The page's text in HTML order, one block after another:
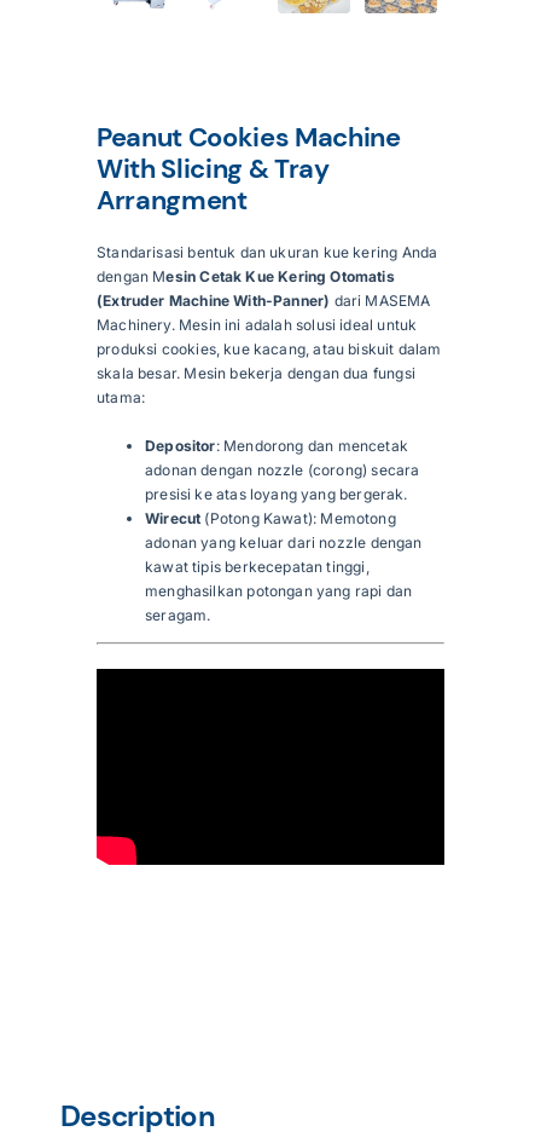
Contact Us
Peanut Cookies Machine
With Slicing & Tray
Arrangment
Standarisasi bentuk dan ukuran kue kering Anda
dengan Mesin Cetak Kue Kering Otomatis
(Extruder Machine With-Panner) dari MASEMA
Machinery. Mesin ini adalah solusi ideal untuk
produksi cookies, kue kacang, atau biskuit dalam
skala besar. Mesin bekerja dengan dua fungsi
utama:
Depositor: Mendorong dan mencetak
adonan dengan nozzle (corong) secara
presisi ke atas loyang yang bergerak.
Wirecut (Potong Kawat): Memotong
adonan yang keluar dari nozzle dengan
kawat tipis berkecepatan tinggi,
menghasilkan potongan yang rapi dan
seragam.
Description